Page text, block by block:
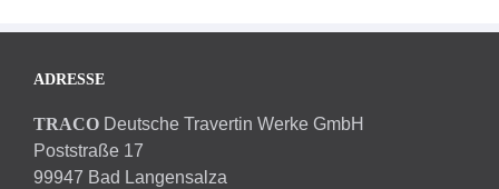
ADRESSE
TRACO Deutsche Travertin Werke GmbH
Poststraße 17
99947 Bad Langensalza